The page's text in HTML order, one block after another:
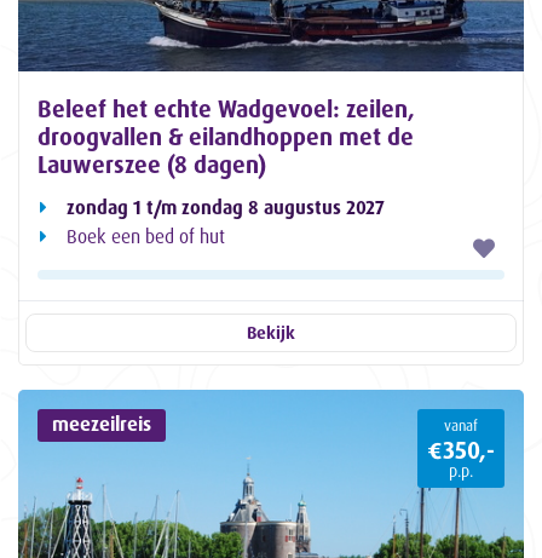
Beleef het echte Wadgevoel: zeilen,
droogvallen & eilandhoppen met de
Lauwerszee (8 dagen)
zondag 1 t/m zondag 8 augustus 2027
Boek een bed of hut
Bekijk
meezeilreis vanaf
€350,-
p.p.